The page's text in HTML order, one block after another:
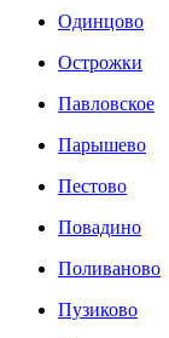
Одинцово
Острожки
Павловское
Парышево
Пестово
Повадино
Поливаново
Пузиково